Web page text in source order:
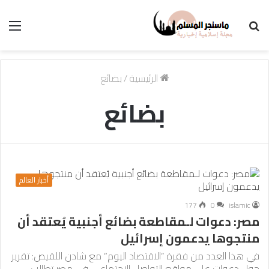
الرئيسية/بضائع
بضائع
أخبار العالم
islamic
0
177
مصر: دعوات لـمقاطعة بضائع أجنبية يُعتقد أن
منتجوها يدعمون إسرائيل
في هذا العدد من فقرة “الاقتصاد اليوم” مع شادن اللقيص: تقرير